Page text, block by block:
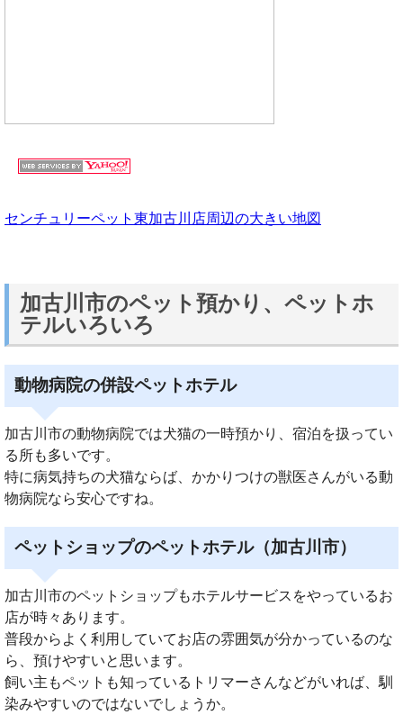
センチュリーペット東加古川店周辺の大きい地図
加古川市のペット預かり、ペットホ
テルいろいろ
動物病院の併設ペットホテル
加古川市の動物病院では犬猫の一時預かり、宿泊を扱ってい
る所も多いです。
特に病気持ちの犬猫ならば、かかりつけの獣医さんがいる動
物病院なら安心ですね。
ペットショップのペットホテル（加古川市）
加古川市のペットショップもホテルサービスをやっているお
店が時々あります。
普段からよく利用していてお店の雰囲気が分かっているのな
ら、預けやすいと思います。
飼い主もペットも知っているトリマーさんなどがいれば、馴
染みやすいのではないでしょうか。